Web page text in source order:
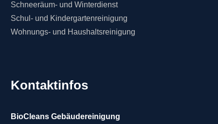
Schneeräum- und Winterdienst
Schul- und Kindergartenreinigung
Wohnungs- und Haushaltsreinigung
Kontaktinfos
BioCleans Gebäudereinigung